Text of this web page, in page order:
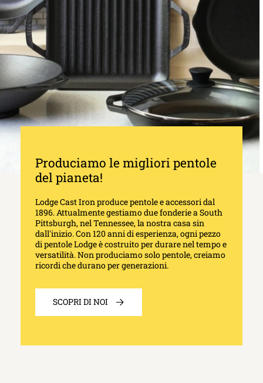
Produciamo le migliori pentole
del pianeta!
Lodge Cast Iron produce pentole e accessori dal
1896. Attualmente gestiamo due fonderie a South
Pittsburgh, nel Tennessee, la nostra casa sin
dall'inizio. Con 120 anni di esperienza, ogni pezzo
di pentole Lodge è costruito per durare nel tempo e
versatilità. Non produciamo solo pentole, creiamo
ricordi che durano per generazioni.
SCOPRI DI NOI